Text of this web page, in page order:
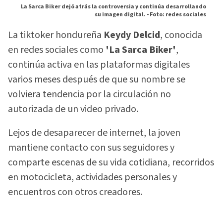
La Sarca Biker dejó atrás la controversia y continúa desarrollando
su imagen digital. -Foto: redes sociales
La tiktoker hondureña Keydy Delcid, conocida
en redes sociales como 'La Sarca Biker',
continúa activa en las plataformas digitales
varios meses después de que su nombre se
volviera tendencia por la circulación no
autorizada de un video privado.
Lejos de desaparecer de internet, la joven
mantiene contacto con sus seguidores y
comparte escenas de su vida cotidiana, recorridos
en motocicleta, actividades personales y
encuentros con otros creadores.